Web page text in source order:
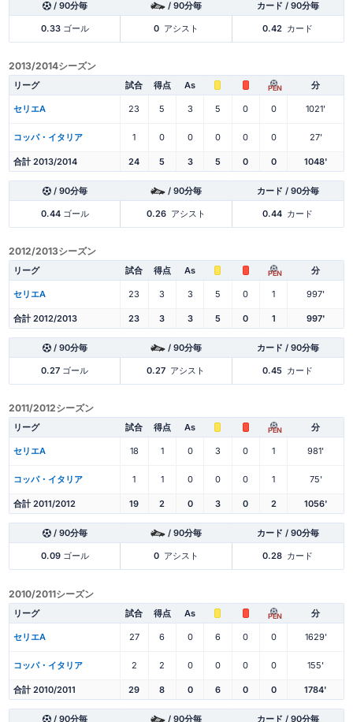
/ 90分毎 / 90分毎 カード / 90分毎
0.33ゴール 0 アシスト 0.42 カード
2013/2014シーズン
リーグ 試合 得点 As PEN 分
セリエA 23 5 3 5 0 0 1021'
コッパ・イタリア 1 0 0 0 0 0 27'
合計 2013/2014 24 5 3 5 0 0 1048'
/ 90分毎 / 90分毎 カード / 90分毎
0.44ゴール 0.26 アシスト 0.44 カード
2012/2013シーズン
リーグ 試合 得点 As PEN 分
セリエA 23 3 3 5 0 1 997'
合計 2012/2013 23 3 3 5 0 1 997'
/ 90分毎 / 90分毎 カード / 90分毎
0.27 ゴール 0.27 アシスト 0.45 カード
2011/2012シーズン
リーグ 試合 得点 As PEN 分
セリエA 18 1 0 3 0 1 981'
コッパ・イタリア 1 1 0 0 0 1 75'
合計 2011/2012 19 2 0 3 0 2 1056'
/ 90分毎 / 90分毎 カード / 90分毎
0.09ゴール 0 アシスト 0.28 カード
2010/2011シーズン
リーグ 試合 得点 As PEN 分
セリエA 27 6 0 6 0 0 1629'
コッパ・イタリア 2 2 0 0 0 0 155'
合計 2010/2011 29 8 0 6 0 0 1784'
/ 90分毎 / 90分毎 カード / 90分毎